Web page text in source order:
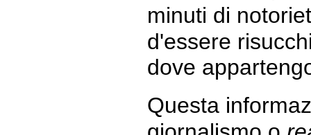
minuti di
d'essere
dove
Questa